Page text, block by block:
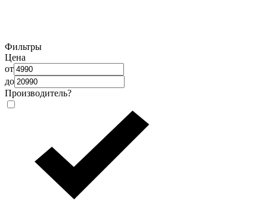
Фильтры
Цена
от
до
Производитель?